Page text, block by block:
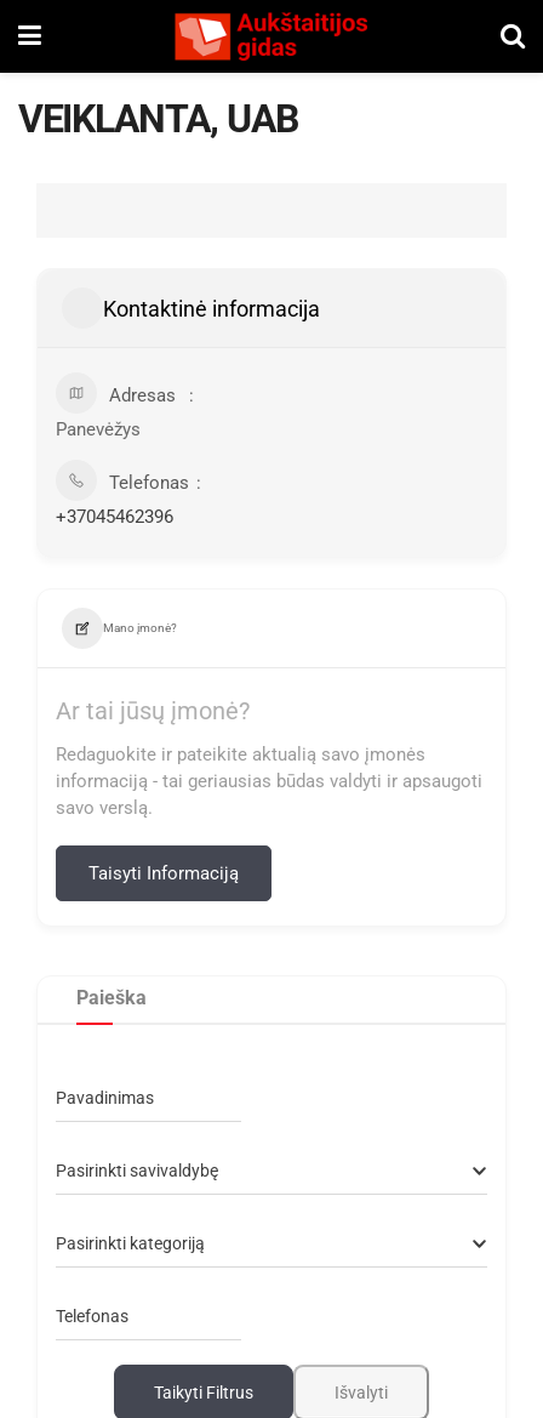
VEIKLANTA, UAB
Kontaktinė informacija
Adresas
Panevėžys
Telefonas
+37045462396
Mano įmonė?
Ar tai jūsų įmonė?
Redaguokite ir pateikite aktualią savo įmonės
informaciją - tai geriausias būdas valdyti ir apsaugoti
savo verslą.
Taisyti Informaciją
Paieška
Pavadinimas
Pasirinkti savivaldybę
Pasirinkti kategoriją
Telefonas
Taikyti Filtrus Išvalyti